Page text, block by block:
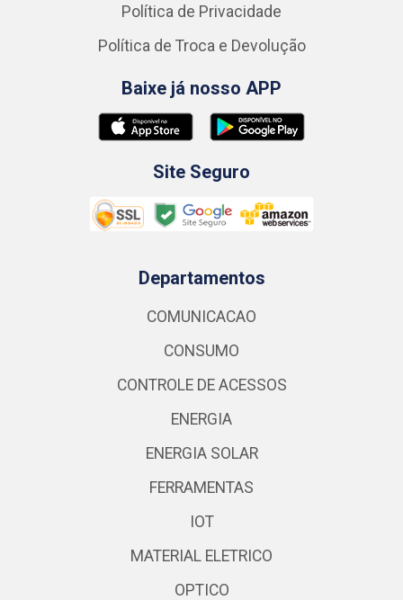
Política de Privacidade
Política de Troca e Devolução
Baixe já nosso APP
Site Seguro
Departamentos
COMUNICACAO
CONSUMO
CONTROLE DE ACESSOS
ENERGIA
ENERGIA SOLAR
FERRAMENTAS
IOT
MATERIAL ELETRICO
OPTICO